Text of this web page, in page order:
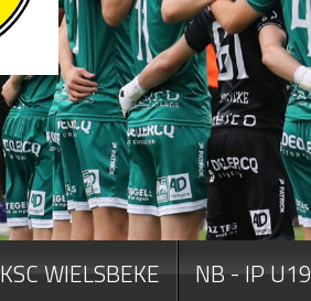
KSC WIELSBEKE NB - IP U19